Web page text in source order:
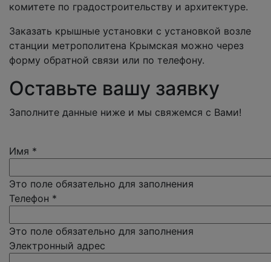
комитете по градостроительству и архитектуре.
Заказать крышные установки с установкой возле
станции метрополитена Крымская можно через
форму обратной связи или по телефону.
Оставьте вашу заявку
Заполните данные ниже и мы свяжемся с Вами!
Имя *
Это поле обязательно для заполнения
Телефон *
Это поле обязательно для заполнения
Электронный адрес